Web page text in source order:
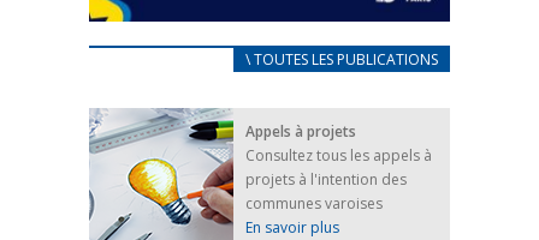
CARNET D’ACCUEIL
25 avril 2022
Afin d’accompagner au mieux les réfugiés
ukrainiens arrivés en France,...
FEUILLETER
\ TOUTES LES PUBLICATIONS
Appels à projets
Consultez tous les appels à
projets à l'intention des
communes varoises
En savoir plus